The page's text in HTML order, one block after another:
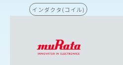
インダクタ(コイル)